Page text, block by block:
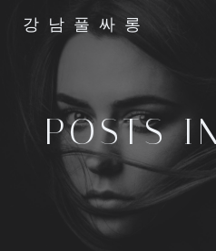
강남풀싸롱
POSTS